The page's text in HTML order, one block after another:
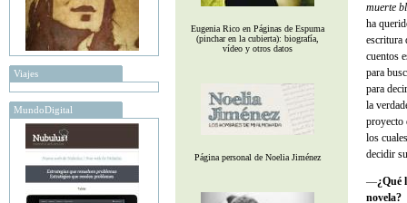
Viajes
MundoDigital
Eugenia Rico en Páginas de Espuma
(pinchar en la cubierta): biografía,
vídeo y otros datos
Página personal de Noelia Jiménez
muerte
ha
escritura
cuentos
para
para
la
proyecto
los
decidir
—¿Qué
novela?